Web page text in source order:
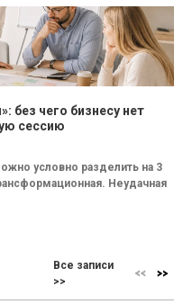
без чего бизнесу нет
сессию
условно разделить на 3
Неудачная
Все записи
>>